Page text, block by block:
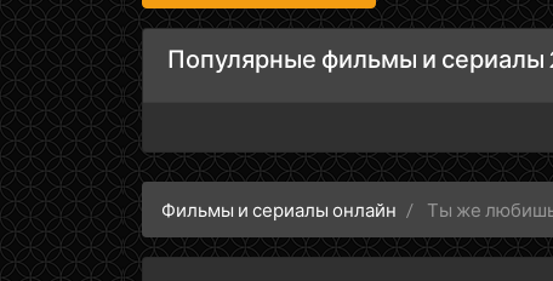
Популярные фильмы и сериалы
Фильмы и сериалы онлайн Ты же